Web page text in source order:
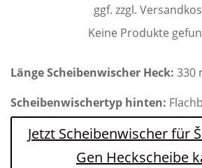
ggf. zzgl.
Keine Produkte
Länge Scheibenwischer Heck: 330
Scheibenwischertyp hinten:
Jetzt Scheibenwischer für
Gen Heckscheibe